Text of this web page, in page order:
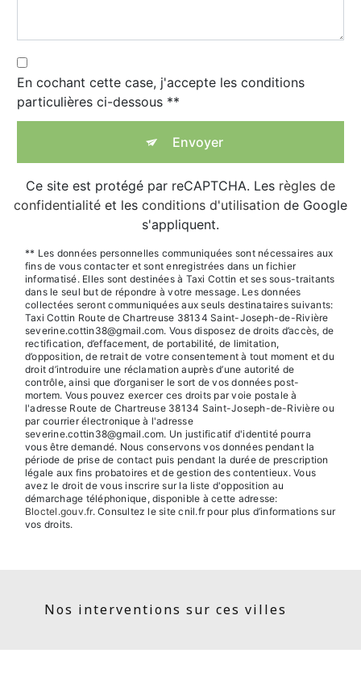
En cochant cette case, j'accepte les conditions
particulières ci-dessous **
Envoyer
Ce site est protégé par reCAPTCHA. Les règles de
confidentialité et les conditions d'utilisation de Google
s'appliquent.
** Les données personnelles communiquées sont nécessaires aux
fins de vous contacter et sont enregistrées dans un fichier
informatisé. Elles sont destinées à Taxi Cottin et ses sous-traitants
dans le seul but de répondre à votre message. Les données
collectées seront communiquées aux seuls destinataires suivants:
Taxi Cottin Route de Chartreuse 38134 Saint-Joseph-de-Rivière
severine.cottin38@gmail.com. Vous disposez de droits d’accès, de
rectification, d’effacement, de portabilité, de limitation,
d’opposition, de retrait de votre consentement à tout moment et du
droit d’introduire une réclamation auprès d’une autorité de
contrôle, ainsi que d’organiser le sort de vos données post-
mortem. Vous pouvez exercer ces droits par voie postale à
l'adresse Route de Chartreuse 38134 Saint-Joseph-de-Rivière ou
par courrier électronique à l'adresse
severine.cottin38@gmail.com. Un justificatif d'identité pourra
vous être demandé. Nous conservons vos données pendant la
période de prise de contact puis pendant la durée de prescription
légale aux fins probatoires et de gestion des contentieux. Vous
avez le droit de vous inscrire sur la liste d'opposition au
démarchage téléphonique, disponible à cette adresse:
Bloctel.gouv.fr. Consultez le site cnil.fr pour plus d’informations sur
vos droits.
Nos interventions sur ces villes